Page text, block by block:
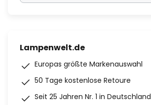
Lampenwelt.de
Europas größte Markenauswahl
50 Tage kostenlose Retoure
Seit 25 Jahren Nr. 1 in Deutschland